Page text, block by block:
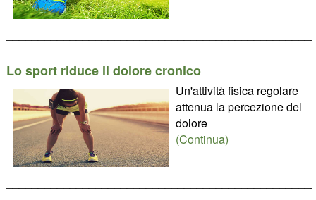
Lo sport riduce il dolore cronico
Un'attività fisica regolare
attenua la percezione del
dolore
(Continua)